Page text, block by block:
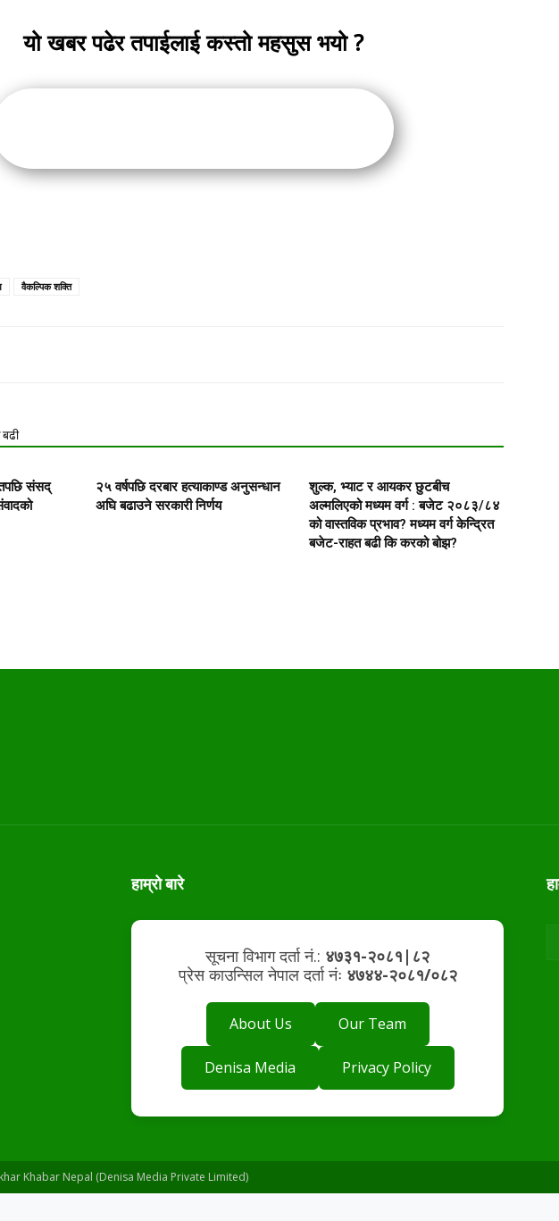
यो खबर पढेर तपाईलाई कस्तो महसुस भयो ?
वैकल्पिक शक्ति
संसद्
२५ वर्षपछि दरबार हत्याकाण्ड अनुसन्धान
अघि बढाउने सरकारी निर्णय
शुल्क, भ्याट र आयकर छुटबीच
अल्मलिएको मध्यम वर्ग : बजेट २०८३/८४
को वास्तविक प्रभाव? मध्यम वर्ग केन्द्रित
बजेट-राहत बढी कि करको बोझ?
हाम्रो बारे
सूचना विभाग दर्ता नं.: ४७३१-२०८१|८२
प्रेस काउन्सिल नेपाल दर्ता नंः ४७४४-२०८१/०८२
About Us Our Team
Denisa Media Privacy Policy
Khabar Nepal (Denisa Media Private Limited)